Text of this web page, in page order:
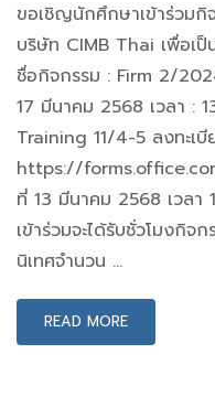
ขอเชิญนักศึกษาเข้าร่วม
บริษัท CIMB Thai เพื่อเ
ชื่อกิจกรรม : Firm 2/
17 มีนาคม 2568 เวลา :
Training 11/4-5 ลงทะเบี
https://
ที่ 13 มีนาคม 2568 เวลา
เข้าร่วมจะได้รับชั่วโมงกิ
นิเทศจำนวน …
READ MORE